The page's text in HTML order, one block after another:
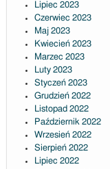
Lipiec 2023
Czerwiec 2023
Maj 2023
Kwiecień 2023
Marzec 2023
Luty 2023
Styczeń 2023
Grudzień 2022
Listopad 2022
Październik 2022
Wrzesień 2022
Sierpień 2022
Lipiec 2022